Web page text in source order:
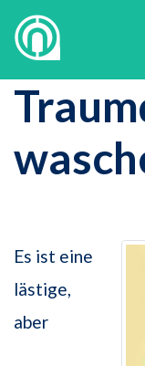
Es ist eine
lästige,
aber